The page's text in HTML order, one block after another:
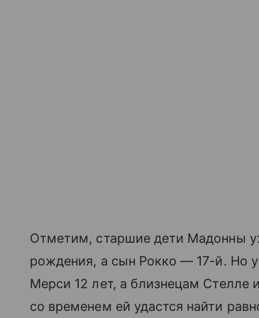
Отметим, старшие дети Мадонны
рождения, а сын Рокко — 17-й. Но
Мерси 12 лет, а близнецам Стелле
со временем ей удастся найти